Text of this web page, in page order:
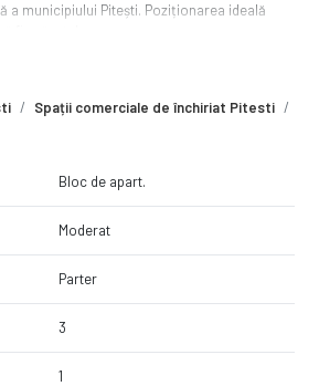
Spații comerciale de închiriat Pitesti
a municipiului Pitești. Poziționarea ideală
+ baie
saloane, cabinete medicale sau
– confort termic garantat
firmă/semnalistică exterioară vizibilă din
nu ezita să ne contactezi.
– alege o locație cu impact!
Bloc de apart.
Moderat
Parter
3
1